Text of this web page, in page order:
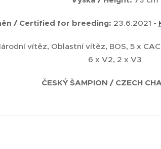
/ Certified for breeding: 23.6.2021 -
vítěz, Oblastní vítěz, BOS, 5 x
6 x V2, 2 x V3
ČESKÝ ŠAMPION / CZECH